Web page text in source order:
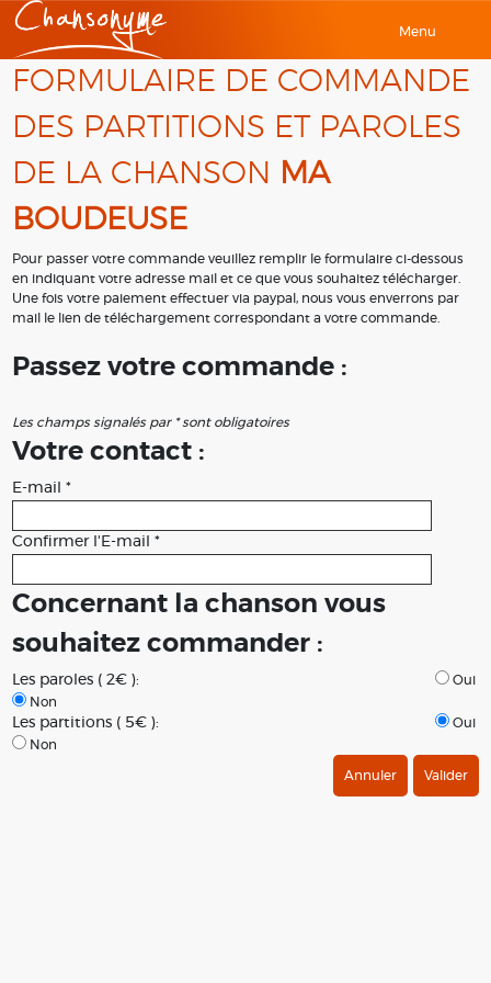
Menu
FORMULAIRE DE COMMANDE
DES PARTITIONS ET PAROLES
DE LA CHANSON
MA
BOUDEUSE
Pour passer votre commande veuillez remplir le formulaire ci-dessous
en indiquant votre adresse mail et ce que vous souhaitez télécharger.
Une fois votre paiement effectuer via paypal, nous vous enverrons par
mail le lien de téléchargement correspondant a votre commande.
Passez votre commande :
Les champs signalés par * sont obligatoires
Votre contact :
E-mail *
Confirmer l'E-mail *
Concernant la chanson vous
souhaitez commander :
Les paroles ( 2€ ):
Oui
Non
Les partitions ( 5€ ):
Oui
Non